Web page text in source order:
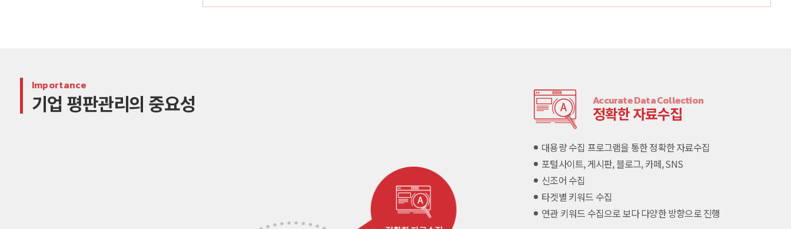
Importance
기업 평판관리의 중요성 Accurate Data Collection
정확한 자료수집
대용량 수집 프로그램을 통한 정확한 자료수집
포털사이트, 게시판, 블로그, 카페, SNS
신조어 수집
타겟별 키워드 수집
연관 키워드 수집으로 보다 다양한 방향으로 진행